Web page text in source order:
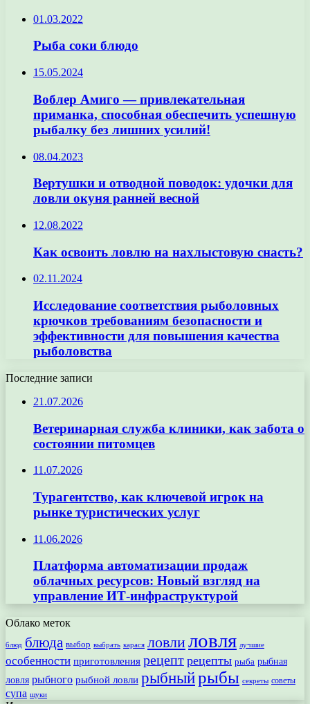
01.03.2022
Рыба соки блюдо
15.05.2024
Воблер Амиго — привлекательная
приманка, способная обеспечить успешную
рыбалку без лишних усилий!
08.04.2023
Вертушки и отводной поводок: удочки для
ловли окуня ранней весной
12.08.2022
Как освоить ловлю на нахлыстовую снасть?
02.11.2024
Исследование соответствия рыболовных
крючков требованиям безопасности и
эффективности для повышения качества
рыболовства
Последние записи
21.07.2026
Ветеринарная служба клиники, как забота о
состоянии питомцев
11.07.2026
Турагентство, как ключевой игрок на
рынке туристических услуг
11.06.2026
Платформа автоматизации продаж
облачных ресурсов: Новый взгляд на
управление ИТ-инфраструктурой
Облако меток
блюд блюда выбор выбрать карася ловлиловля лучшие
особенности приготовления рецепт рецепты рыба рыбная
ловля рыбного рыбной ловли рыбныйрыбы секреты советы
супа щуки